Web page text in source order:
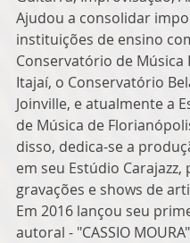
Ajudou a consolidar
instituições de ensino
Conservatório de Música
Itajaí, o Conservatório
Joinville, e atualmente a
de Música de
disso, dedica-se a
em seu Estúdio
gravações e shows de
Em 2016 lançou seu
autoral - "CASSIO